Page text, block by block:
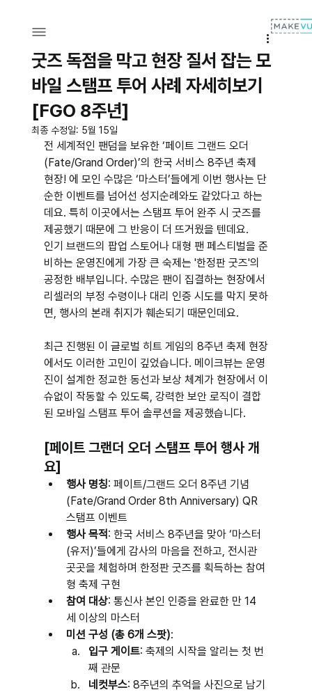
굿즈 독점을 막고 현장 질서 잡는 모
바일 스탬프 투어 사례 자세히보기
[FGO 8주년]
최종 수정일: 5월 15일
전 세계적인 팬덤을 보유한 ‘페이트 그랜드 오더
(Fate/Grand Order)’의 한국 서비스 8주년 축제
현장! 에 모인 수많은 ‘마스터’들에게 이번 행사는 단
순한 이벤트를 넘어선 성지순례와도 같았다고 하는
데요. 특히 이곳에서는 스탬프 투어 완주 시 굿즈를
제공했기 때문에 그 반응이 더 뜨거웠을 텐데요.
인기 브랜드의 팝업 스토어나 대형 팬 페스티벌을 준
비하는 운영진에게 가장 큰 숙제는 '한정판 굿즈'의
공정한 배부입니다. 수많은 팬이 집결하는 현장에서
리셀러의 부정 수령이나 대리 인증 시도를 막지 못하
면, 행사의 본래 취지가 훼손되기 때문인데요.
최근 진행된 이 글로벌 히트 게임의 8주년 축제 현장
에서도 이러한 고민이 깊었습니다. 메이크뷰는 운영
진이 설계한 정교한 동선과 보상 체계가 현장에서 이
슈없이 작동할 수 있도록, 강력한 보안 로직이 결합
된 모바일 스탬프 투어 솔루션을 제공했습니다.
[페이트 그랜더 오더 스탬프 투어 행사 개
요]
행사 명칭: 페이트/그랜드 오더 8주년 기념
(Fate/Grand Order 8th Anniversary) QR
스탬프 이벤트
행사 목적 : 한국 서비스 8주년을 맞아 ‘마스터
(유저)’들에게 감사의 마음을 전하고, 전시관
곳곳을 체험하며 한정판 굿즈를 획득하는 참여
형 축제 구현
참여 대상: 통신사 본인 인증을 완료한 만 14
세 이상의 마스터
미션 구성 (총 6개 스팟):
입구 게이트: 축제의 시작을 알리는 첫 번
째 관문
네컷부스: 8주년의 추억을 사진으로 남기